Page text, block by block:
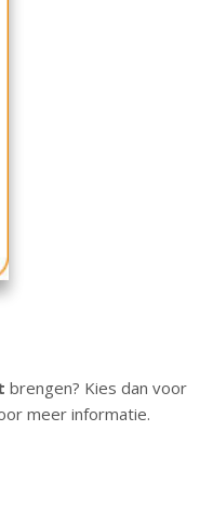
brengen? Kies dan voor
meer informatie.